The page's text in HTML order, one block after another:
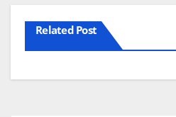
Related Post